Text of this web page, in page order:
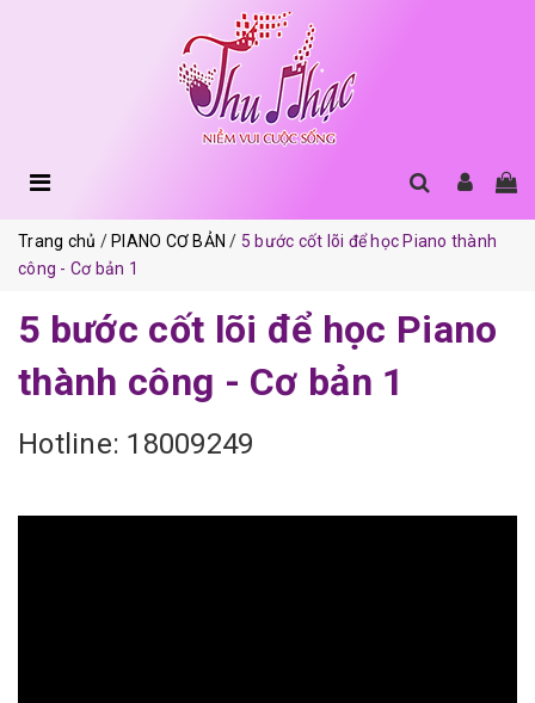
Trang chủ PIANO CƠ BẢN
5 bước cốt lõi để học Piano thành
công - Cơ bản 1
5 bước cốt lõi để học Piano
thành công - Cơ bản 1
Hotline: 18009249